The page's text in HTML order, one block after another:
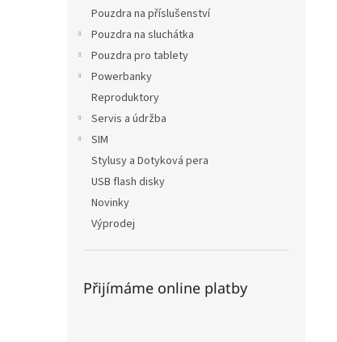
Pouzdra na příslušenství
Pouzdra na sluchátka
Pouzdra pro tablety
Powerbanky
Reproduktory
Servis a údržba
SIM
Stylusy a Dotyková pera
USB flash disky
Novinky
Výprodej
Přijímáme online platby